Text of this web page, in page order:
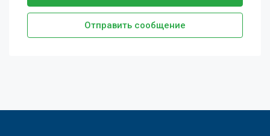
Отправить сообщение